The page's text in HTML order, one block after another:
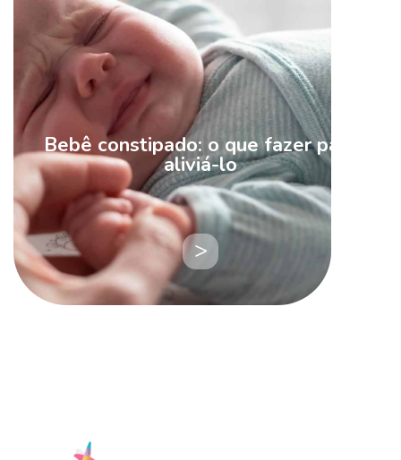
Bebê constipado: o que fazer para
aliviá-lo
LEIA